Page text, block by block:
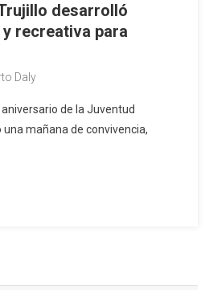
desarrolló
recreativa para
Daly
de la Juventud
una mañana de convivencia,